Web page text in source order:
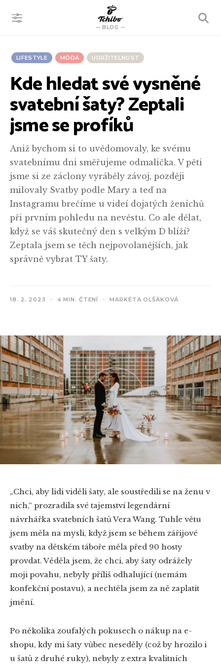
BLOG
VYHLEDÁVÁNÍ
LIFESTYLE MÓDA UDRŽITELNOST
Kde hledat své vysněné
svatební šaty? Zeptali
jsme se profíků
Aniž bychom si to uvědomovaly, ke svému
svatebnímu dni směřujeme odmalička. V pěti
jsme si ze záclony vyráběly závoj, později
milovaly Svatby podle Mary a teď na
Instagramu brečíme u videí dojatých ženichů
při prvním pohledu na nevěstu. Co ale dělat,
když se váš skutečný den s velkým D blíží?
Zeptala jsem se těch nejpovolanějších, jak
správně vybrat TY šaty.
18. 2. 2023 4 MIN. ČTENÍ MARKÉTA OLŠÁKOVÁ
„Chci, aby lidi viděli šaty, ale soustředili se na ženu v
nich,“ prozradila své tajemství legendární
návrhářka svatebních šatů Vera Wang. Tuhle větu
jsem měla na mysli, když jsem se během zářijové
svatby na dětském táboře měla před 90 hosty
provdat. Věděla jsem, že chci, aby šaty odrážely
moji povahu, nebyly příliš odhalující (nemám
konfekční postavu), a nechtěla jsem za ně zaplatit
jmění.
Po několika zoufalých pokusech o nákup na e-
shopu, kdy mi šaty vůbec neseděly (což by hrozilo i
u šatů z druhé ruky), nebyly z extra kvalitních